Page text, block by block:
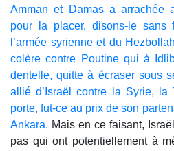
Amman et Damas a arrachée
pour la placer, disons-le sans
l’armée syrienne et du
colère contre Poutine qui à
dentelle, quitte à écraser sous
allié d’Israël contre la Syrie,
porte, fut-ce au prix de son
Ankara. Mais en ce faisant,
pas qui ont potentiellement à